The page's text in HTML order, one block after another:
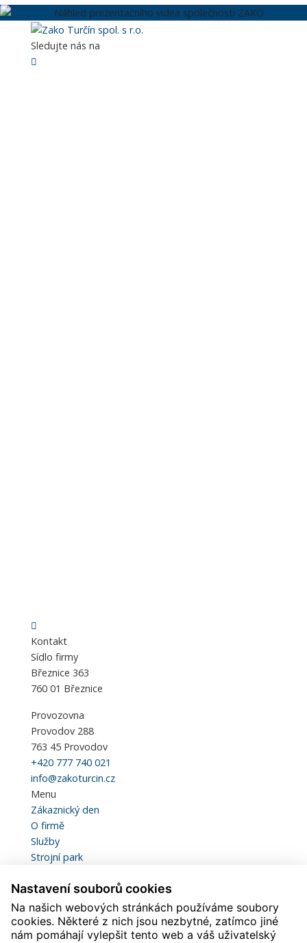
Sledujte nás na
Kontakt
Sídlo firmy
Březnice 363
760 01 Březnice
Provozovna
Provodov 288
763 45 Provodov
+420 777 740 021
info@zakoturcin.cz
Menu
Zákaznický den
O firmě
Služby
Strojní park
Statistiky
Kariéra
Kontakt
Ke stažení
Nastavení souborů cookies
Na našich webových stránkách používáme soubory
cookies. Některé z nich jsou nezbytné, zatímco jiné
nám pomáhají vylepšit tento web a váš uživatelský